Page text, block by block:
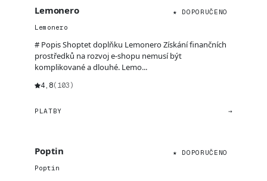
Lemonero
★ DOPORUČENO
Lemonero
# Popis Shoptet doplňku Lemonero Získání finančních
prostředků na rozvoj e-shopu nemusí být
komplikované a dlouhé. Lemo...
4,8(103)
PLATBY →
Poptin
★ DOPORUČENO
Poptin